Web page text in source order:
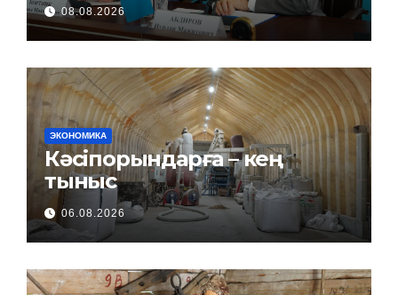
08.08.2026
ЭКОНОМИКА
Кәсіпорындарға – кең
тыныс
06.08.2026